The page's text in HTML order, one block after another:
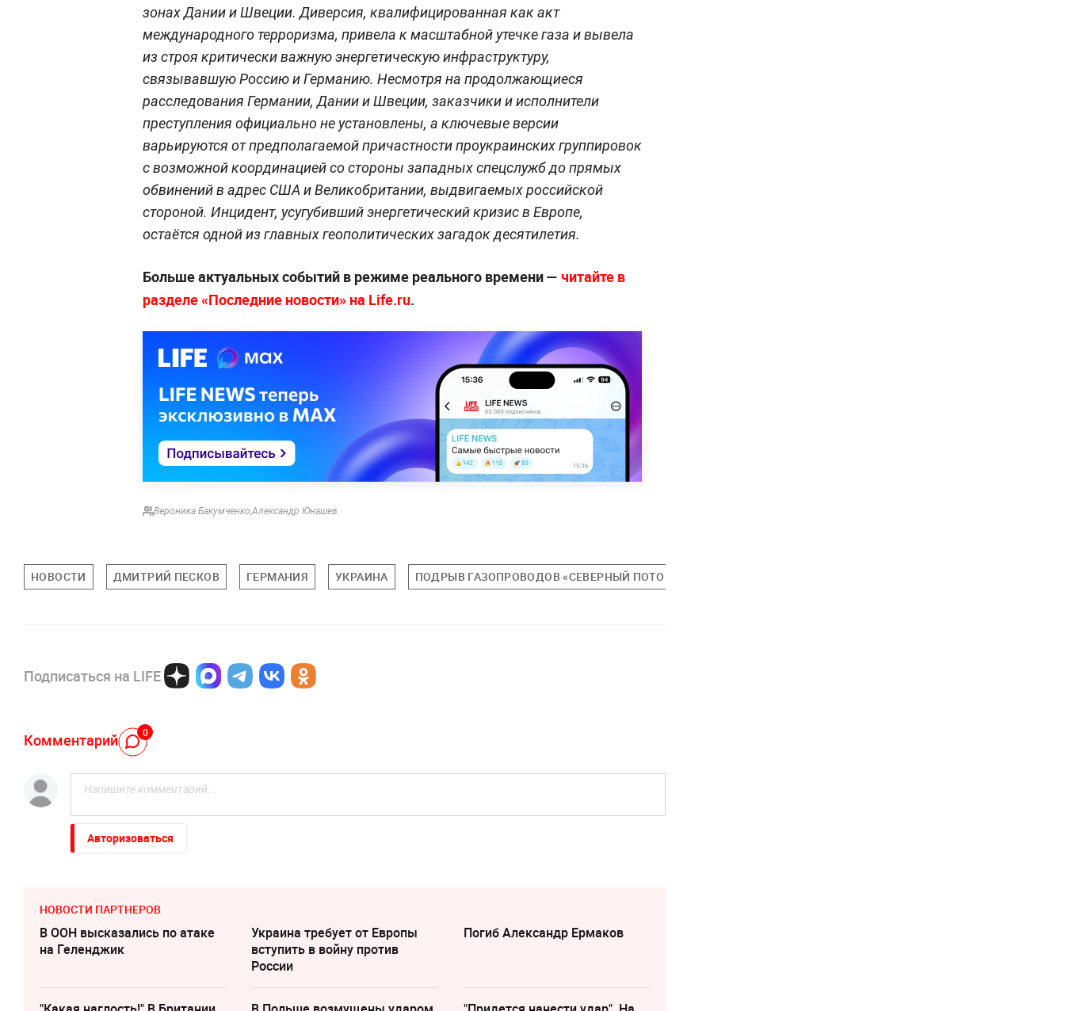
зонах Дании и Швеции. Диверсия, квалифицированная как акт
международного терроризма, привела к масштабной утечке газа и вывела
из строя критически важную энергетическую инфраструктуру,
связывавшую Россию и Германию. Несмотря на продолжающиеся
расследования Германии, Дании и Швеции, заказчики и исполнители
преступления официально не установлены, а ключевые версии
варьируются от предполагаемой причастности проукраинских группировок
с возможной координацией со стороны западных спецслужб до прямых
обвинений в адрес США и Великобритании, выдвигаемых российской
стороной. Инцидент, усугубивший энергетический кризис в Европе,
остаётся одной из главных геополитических загадок десятилетия.
Больше актуальных событий в режиме реального времени — читайте в
разделе «Последние новости» на Life.ru.
Вероника Бакумченко Александр Юнашев
НОВОСТИ ДМИТРИЙ ПЕСКОВ ГЕРМАНИЯ УКРАИНА ПОДРЫВ ГАЗОПРОВОДОВ «СЕВЕРНЫЙ ПОТОК»
Подписаться на LIFE
Комментарий 0
Авторизоваться
НОВОСТИ ПАРТНЕРОВ
В ООН высказались по атаке
на Геленджик
Украина требует от Европы
вступить в войну против
России
Погиб Александр Ермаков